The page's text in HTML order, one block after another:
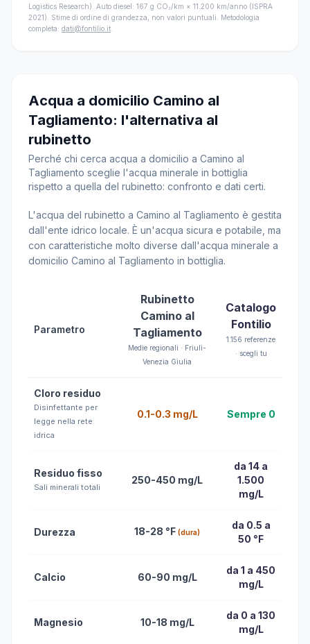
Logistics Research). Auto diesel: 167 g CO₂/km × 11.200 km/anno (ISPRA
2021). Stime di ordine di grandezza, non valori puntuali. Metodologia
completa: dati@fontilio.it
Acqua a domicilio Camino al
Tagliamento: l'alternativa al
rubinetto
Perché chi cerca acqua a domicilio a Camino al
Tagliamento sceglie l'acqua minerale in bottiglia
rispetto a quella del rubinetto: confronto e dati certi.
L'acqua del rubinetto a Camino al Tagliamento è gestita
dall'ente idrico locale. È un'acqua sicura e potabile, ma
con caratteristiche molto diverse dall'acqua minerale a
domicilio Camino al Tagliamento in bottiglia.
Parametro
Rubinetto
Camino al
Tagliamento
Medie regionali · Friuli-
Venezia Giulia
Catalogo
Fontilio
1.156 referenze
· scegli tu
Cloro residuo
Disinfettante per
legge nella rete
idrica
0.1-0.3 mg/L Sempre 0
Residuo fisso
Sali minerali totali
250-450 mg/L
da 14 a
1.500
mg/L
Durezza 18-28 °F (dura)
da 0.5 a
50 °F
Calcio 60-90 mg/L
da 1 a 450
mg/L
Magnesio 10-18 mg/L
da 0 a 130
mg/L